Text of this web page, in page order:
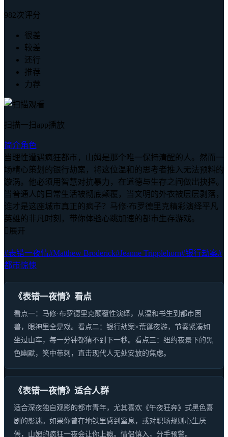
982次评分
很差
较差
还行
推荐
力荐
扫描一扫app播放
简介角色
当理性遭遇疯狂都市，山姆是那个唯一保持清醒的人。然而一
场精心策划的银行劫案，将这位温和的思考者推入无法预料的
漩涡。他必须用智慧对抗暴力，在道德与生存之间做出抉择。
当普通人的日常生活被彻底颠覆，当文明的外衣被层层剥落，
谁才是这座城市真正的疯子？马修·布罗德里克精彩演绎平凡
英雄的非凡时刻，带你体验心跳加速的都市生存游戏。
 展开
#表错一夜情#Matthew Broderick#Jeanne Tripplehorn#银行劫案#
都市惊悚
《表错一夜情》看点
看点一：马修·布罗德里克颠覆性演绎，从温和书生到都市困
兽，眼神里全是戏。看点二：银行劫案×荒诞夜游，节奏紧凑如
坐过山车，每一分钟都猜不到下一秒。看点三：纽约夜景下的黑
色幽默，笑中带刺，直击现代人无处安放的焦虑。
《表错一夜情》适合人群
适合深夜独自观影的都市青年，尤其喜欢《午夜狂奔》式黑色喜
剧的影迷。如果你曾在地铁里感到窒息，或对职场规则心生厌
倦，山姆的疯狂一夜会让你上瘾。情侣慎入，分手预警。